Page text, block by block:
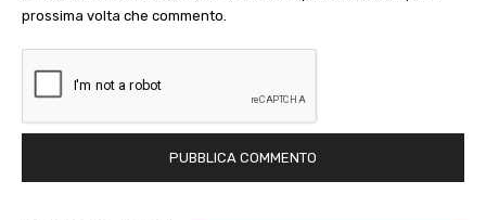
prossima volta che commento.